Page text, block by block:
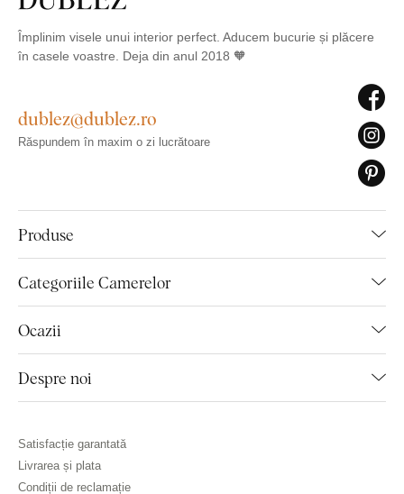
Împlinim visele unui interior perfect. Aducem bucurie și plăcere
în casele voastre. Deja din anul 2018 🧡
Produse
Categoriile Camerelor
Ocazii
Despre noi
dublez@dublez.ro
Răspundem în maxim o zi lucrătoare
Satisfacție garantată
Livrarea și plata
Condiții de reclamație